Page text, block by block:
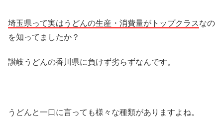
埼玉県って実はうどんの生産・消費量がトップクラスなの
を知ってましたか？
讃岐うどんの香川県に負けず劣らずなんです。
うどんと一口に言っても様々な種類がありますよね。